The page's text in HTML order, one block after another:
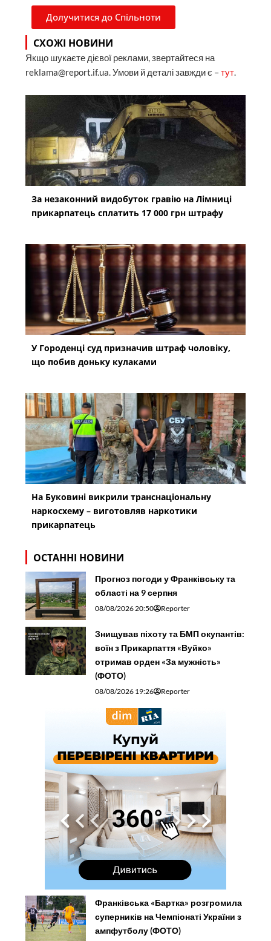
Долучитися до Спільноти
СХОЖІ НОВИНИ
Якщо шукаєте дієвої реклами, звертайтеся на
reklama@report.if.ua. Умови й деталі завжди є –тут.
За незаконний видобуток гравію на Лімниці
прикарпатець сплатить 17 000 грн штрафу
У Городенці суд призначив штраф чоловіку,
що побив доньку кулаками
На Буковині викрили транснаціональну
наркосхему – виготовляв наркотики
прикарпатець
ОСТАННІ НОВИНИ
Прогноз погоди у Франківську та
області на 9 серпня
08/08/2026 20:50 Reporter
Знищував піхоту та БМП окупантів:
воїн з Прикарпаття «Вуйко»
отримав орден «За мужність»
(ФОТО)
08/08/2026 19:26 Reporter
Франківська «Бартка» розгромила
суперників на Чемпіонаті України з
ампфутболу (ФОТО)